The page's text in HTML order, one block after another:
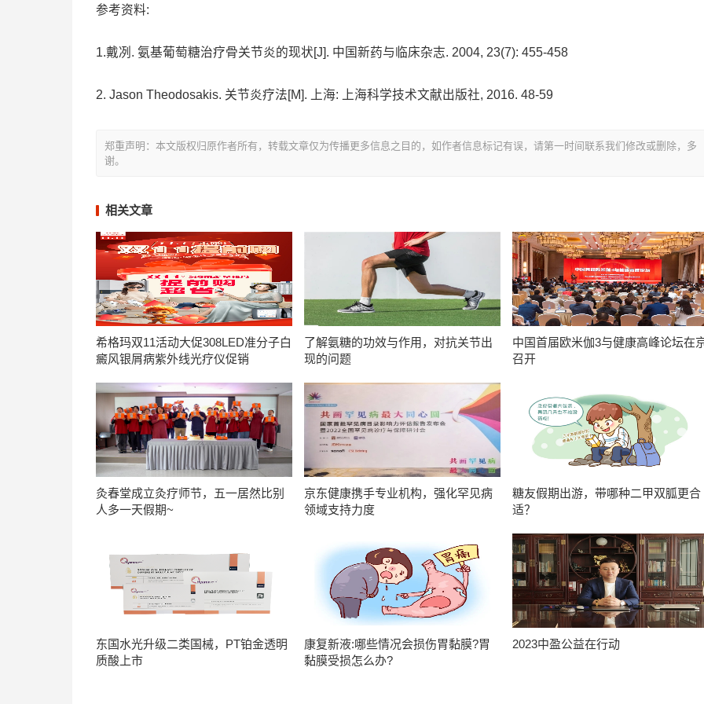
参考资料:
1.戴冽. 氨基葡萄糖治疗骨关节炎的现状[J]. 中国新药与临床杂志. 2004, 23(7): 455-458
2. Jason Theodosakis. 关节炎疗法[M]. 上海: 上海科学技术文献出版社, 2016. 48-59
郑重声明：本文版权归原作者所有，转载文章仅为传播更多信息之目的，如作者信息标记有误，请第一时间联系我们修改或删除，多
谢。
相关文章
希格玛双11活动大促308LED准分子白
癜风银屑病紫外线光疗仪促销
了解氨糖的功效与作用，对抗关节出
现的问题
中国首届欧米伽3与健康高峰论坛在
召开
灸春堂成立灸疗师节，五一居然比别
人多一天假期~
京东健康携手专业机构，强化罕见病
领域支持力度
糖友假期出游，带哪种二甲双胍更合
适？
东国水光升级二类国械，PT铂金透明
质酸上市
康复新液:哪些情况会损伤胃黏膜?胃
黏膜受损怎么办?
2023中盈公益在行动